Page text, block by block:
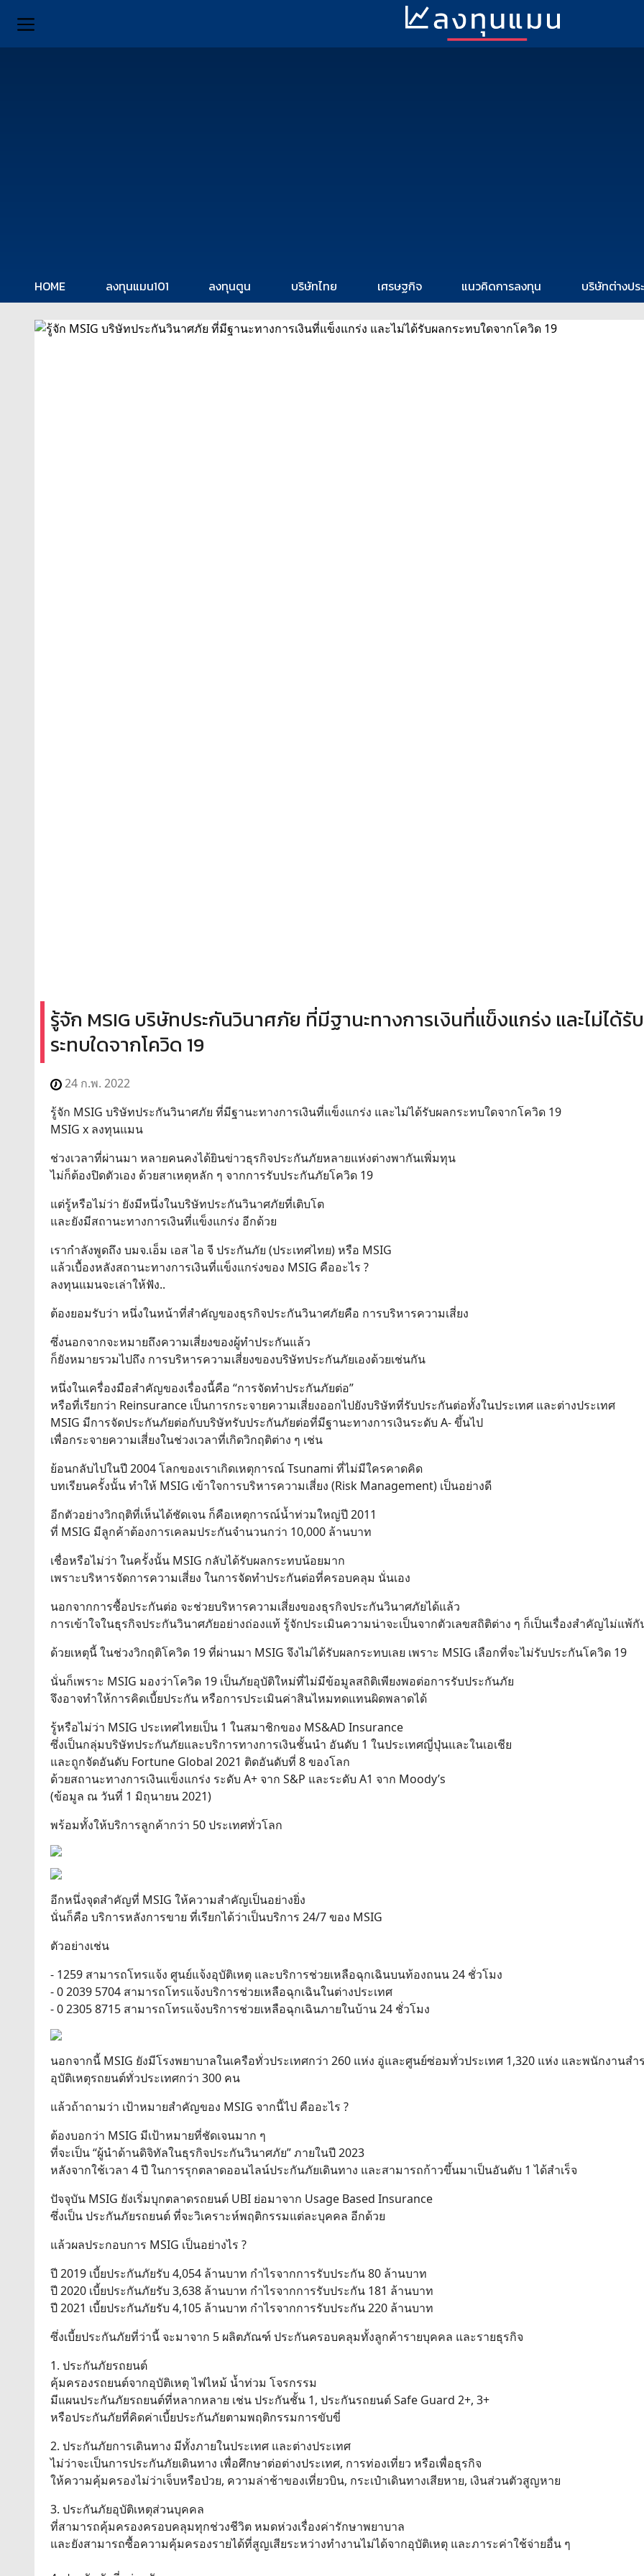
HOME ลงทุนแมน101 ลงทุนตูน บริษัทไทย เศรษฐกิจ แนวคิดการลงทุน บริษัทต่างปร
รู้จัก MSIG บริษัทประกันวินาศภัย ที่มีฐานะทางการเงินที่แข็งแกร่ง และไม่ได้
ระทบใดจากโควิด 19
24 ก.พ. 2022
รู้จัก MSIG บริษัทประกันวินาศภัย ที่มีฐานะทางการเงินที่แข็งแกร่ง และไม่ได้รับผลกระทบใดจากโควิด 19
MSIG x ลงทุนแมน
ช่วงเวลาที่ผ่านมา หลายคนคงได้ยินข่าวธุรกิจประกันภัยหลายแห่งต่างพากันเพิ่มทุน
ไม่ก็ต้องปิดตัวเอง ด้วยสาเหตุหลัก ๆ จากการรับประกันภัยโควิด 19
แต่รู้หรือไม่ว่า ยังมีหนึ่งในบริษัทประกันวินาศภัยที่เติบโต
และยังมีสถานะทางการเงินที่แข็งแกร่ง อีกด้วย
เรากำลังพูดถึง บมจ.เอ็ม เอส ไอ จี ประกันภัย (ประเทศไทย) หรือ MSIG
แล้วเบื้องหลังสถานะทางการเงินที่แข็งแกร่งของ MSIG คืออะไร ?
ลงทุนแมนจะเล่าให้ฟัง..
ต้องยอมรับว่า หนึ่งในหน้าที่สำคัญของธุรกิจประกันวินาศภัยคือ การบริหารความเสี่ยง
ซึ่งนอกจากจะหมายถึงความเสี่ยงของผู้ทำประกันแล้ว
ก็ยังหมายรวมไปถึง การบริหารความเสี่ยงของบริษัทประกันภัยเองด้วยเช่นกัน
หนึ่งในเครื่องมือสำคัญของเรื่องนี้คือ “การจัดทำประกันภัยต่อ”
หรือที่เรียกว่า Reinsurance เป็นการกระจายความเสี่ยงออกไปยังบริษัทที่รับประกันต่อทั้งในประเทศ และต่างประเทศ
MSIG มีการจัดประกันภัยต่อกับบริษัทรับประกันภัยต่อที่มีฐานะทางการเงินระดับ A- ขึ้นไป
เพื่อกระจายความเสี่ยงในช่วงเวลาที่เกิดวิกฤติต่าง ๆ เช่น
ย้อนกลับไปในปี 2004 โลกของเราเกิดเหตุการณ์ Tsunami ที่ไม่มีใครคาดคิด
บทเรียนครั้งนั้น ทำให้ MSIG เข้าใจการบริหารความเสี่ยง (Risk Management) เป็นอย่างดี
อีกตัวอย่างวิกฤติที่เห็นได้ชัดเจน ก็คือเหตุการณ์น้ำท่วมใหญ่ปี 2011
ที่ MSIG มีลูกค้าต้องการเคลมประกันจำนวนกว่า 10,000 ล้านบาท
เชื่อหรือไม่ว่า ในครั้งนั้น MSIG กลับได้รับผลกระทบน้อยมาก
เพราะบริหารจัดการความเสี่ยง ในการจัดทำประกันต่อที่ครอบคลุม นั่นเอง
นอกจากการซื้อประกันต่อ จะช่วยบริหารความเสี่ยงของธุรกิจประกันวินาศภัยได้แล้ว
การเข้าใจในธุรกิจประกันวินาศภัยอย่างถ่องแท้ รู้จักประเมินความน่าจะเป็นจากตัวเลขสถิติต่าง ๆ ก็เป็นเรื่องสำคัญไม่แพ้กั
ด้วยเหตุนี้ ในช่วงวิกฤติโควิด 19 ที่ผ่านมา MSIG จึงไม่ได้รับผลกระทบเลย เพราะ MSIG เลือกที่จะไม่รับประกันโควิด 19
นั่นก็เพราะ MSIG มองว่าโควิด 19 เป็นภัยอุบัติใหม่ที่ไม่มีข้อมูลสถิติเพียงพอต่อการรับประกันภัย
จึงอาจทำให้การคิดเบี้ยประกัน หรือการประเมินค่าสินไหมทดแทนผิดพลาดได้
รู้หรือไม่ว่า MSIG ประเทศไทยเป็น 1 ในสมาชิกของ MS&AD Insurance
ซึ่งเป็นกลุ่มบริษัทประกันภัยและบริการทางการเงินชั้นนำ อันดับ 1 ในประเทศญี่ปุ่นและในเอเชีย
และถูกจัดอันดับ Fortune Global 2021 ติดอันดับที่ 8 ของโลก
ด้วยสถานะทางการเงินแข็งแกร่ง ระดับ A+ จาก S&P และระดับ A1 จาก Moody’s
(ข้อมูล ณ วันที่ 1 มิถุนายน 2021)
พร้อมทั้งให้บริการลูกค้ากว่า 50 ประเทศทั่วโลก
อีกหนึ่งจุดสำคัญที่ MSIG ให้ความสำคัญเป็นอย่างยิ่ง
นั่นก็คือ บริการหลังการขาย ที่เรียกได้ว่าเป็นบริการ 24/7 ของ MSIG
ตัวอย่างเช่น
- 1259 สามารถโทรแจ้ง ศูนย์แจ้งอุบัติเหตุ และบริการช่วยเหลือฉุกเฉินบนท้องถนน 24 ชั่วโมง
- 0 2039 5704 สามารถโทรแจ้งบริการช่วยเหลือฉุกเฉินในต่างประเทศ
- 0 2305 8715 สามารถโทรแจ้งบริการช่วยเหลือฉุกเฉินภายในบ้าน 24 ชั่วโมง
นอกจากนี้ MSIG ยังมีโรงพยาบาลในเครือทั่วประเทศกว่า 260 แห่ง อู่และศูนย์ซ่อมทั่วประเทศ 1,320 แห่ง และพนักงานสำ
อุบัติเหตุรถยนต์ทั่วประเทศกว่า 300 คน
แล้วถ้าถามว่า เป้าหมายสำคัญของ MSIG จากนี้ไป คืออะไร ?
ต้องบอกว่า MSIG มีเป้าหมายที่ชัดเจนมาก ๆ
ที่จะเป็น “ผู้นำด้านดิจิทัลในธุรกิจประกันวินาศภัย” ภายในปี 2023
หลังจากใช้เวลา 4 ปี ในการรุกตลาดออนไลน์ประกันภัยเดินทาง และสามารถก้าวขึ้นมาเป็นอันดับ 1 ได้สำเร็จ
ปัจจุบัน MSIG ยังเริ่มบุกตลาดรถยนต์ UBI ย่อมาจาก Usage Based Insurance
ซึ่งเป็น ประกันภัยรถยนต์ ที่จะวิเคราะห์พฤติกรรมแต่ละบุคคล อีกด้วย
แล้วผลประกอบการ MSIG เป็นอย่างไร ?
ปี 2019 เบี้ยประกันภัยรับ 4,054 ล้านบาท กำไรจากการรับประกัน 80 ล้านบาท
ปี 2020 เบี้ยประกันภัยรับ 3,638 ล้านบาท กำไรจากการรับประกัน 181 ล้านบาท
ปี 2021 เบี้ยประกันภัยรับ 4,105 ล้านบาท กำไรจากการรับประกัน 220 ล้านบาท
ซึ่งเบี้ยประกันภัยที่ว่านี้ จะมาจาก 5 ผลิตภัณฑ์ ประกันครอบคลุมทั้งลูกค้ารายบุคคล และรายธุรกิจ
1. ประกันภัยรถยนต์
คุ้มครองรถยนต์จากอุบัติเหตุ ไฟไหม้ น้ำท่วม โจรกรรม
มีแผนประกันภัยรถยนต์ที่หลากหลาย เช่น ประกันชั้น 1, ประกันรถยนต์ Safe Guard 2+, 3+
หรือประกันภัยที่คิดค่าเบี้ยประกันภัยตามพฤติกรรมการขับขี่
2. ประกันภัยการเดินทาง มีทั้งภายในประเทศ และต่างประเทศ
ไม่ว่าจะเป็นการประกันภัยเดินทาง เพื่อศึกษาต่อต่างประเทศ, การท่องเที่ยว หรือเพื่อธุรกิจ
ให้ความคุ้มครองไม่ว่าเจ็บหรือป่วย, ความล่าช้าของเที่ยวบิน, กระเป๋าเดินทางเสียหาย, เงินส่วนตัวสูญหาย
3. ประกันภัยอุบัติเหตุส่วนบุคคล
ที่สามารถคุ้มครองครอบคลุมทุกช่วงชีวิต หมดห่วงเรื่องค่ารักษาพยาบาล
และยังสามารถซื้อความคุ้มครองรายได้ที่สูญเสียระหว่างทำงานไม่ได้จากอุบัติเหตุ และภาระค่าใช้จ่ายอื่น ๆ